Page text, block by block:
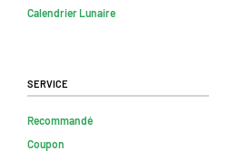
Calendrier Lunaire
Service
Recommandé
Coupon